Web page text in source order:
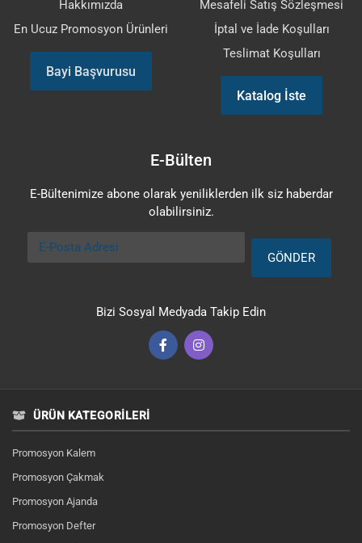
Hakkımızda
En Ucuz Promosyon Ürünleri
Bayi Başvurusu
Mesafeli Satış Sözleşmesi
İptal ve İade Koşulları
Teslimat Koşulları
Katalog İste
E-Bülten
E-Bültenimize abone olarak yeniliklerden ilk siz haberdar
olabilirsiniz.
E-Posta Adresi
GÖNDER
Bizi Sosyal Medyada Takip Edin
ÜRÜN KATEGORILERI
Promosyon Kalem
Promosyon Çakmak
Promosyon Ajanda
Promosyon Defter